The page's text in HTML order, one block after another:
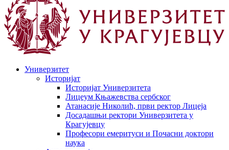
Универзитет
Историјат
Историјат Универзитета
Лицеум Књажевства сербског
Атанасије Николић, први ректор Лицеја
Досадашњи ректори Универзитета у
Крагујевцу
Професори емеритуси и Почасни доктори
наука